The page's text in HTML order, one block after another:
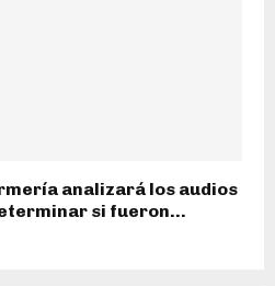
analizará los audios
si fueron...